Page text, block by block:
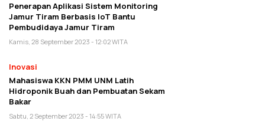
Penerapan Aplikasi Sistem Monitoring
Jamur Tiram Berbasis IoT Bantu
Pembudidaya Jamur Tiram
Kamis, 28 September 2023 - 12:02 WITA
Inovasi
Mahasiswa KKN PMM UNM Latih
Hidroponik Buah dan Pembuatan Sekam
Bakar
Sabtu, 2 September 2023 - 14:55 WITA